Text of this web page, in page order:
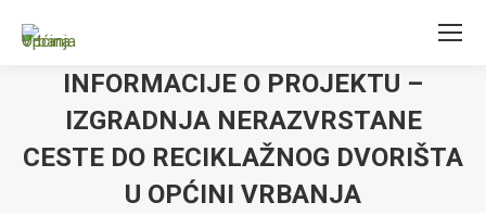
INFORMACIJE O PROJEKTU –
IZGRADNJA NERAZVRSTANE
CESTE DO RECIKLAŽNOG DVORIŠTA
U OPĆINI VRBANJA